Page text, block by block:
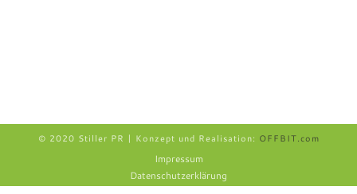
© 2020 Stiller PR | Konzept und Realisation: OFFBIT.com
Impressum
Datenschutzerklärung